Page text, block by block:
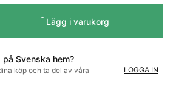
Lägg i varukorg
Svenska hem?
köp och ta del av våra
LOGGA IN